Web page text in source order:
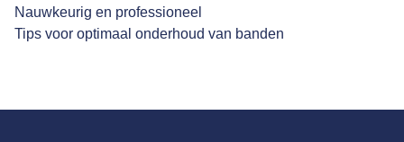
Nauwkeurig en professioneel
Tips voor optimaal onderhoud van banden